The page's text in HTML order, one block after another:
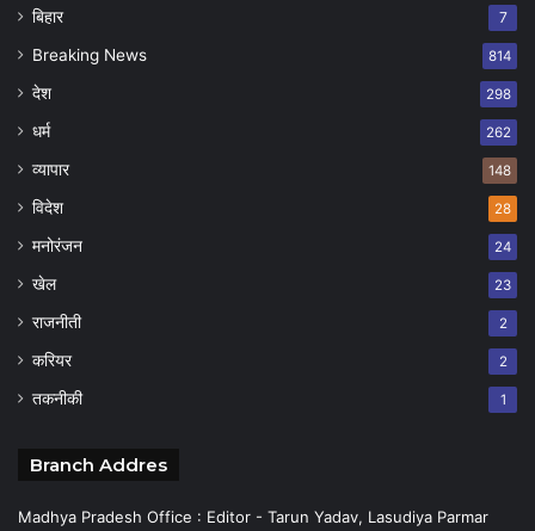
बिहार 7
Breaking News 814
देश 298
धर्म 262
व्यापार 148
विदेश 28
मनोरंजन 24
खेल 23
राजनीती 2
करियर 2
तकनीकी 1
Branch Addres
Madhya Pradesh Office : Editor - Tarun Yadav, Lasudiya Parmar